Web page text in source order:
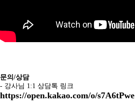
문의/상담
- 강사님 1:1 상담톡 링크
https://open.kakao.com/o/s7A6tPwe